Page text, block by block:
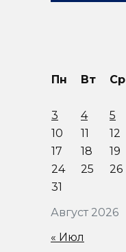
Август 2026
Пн Вт Ср
3
4 5
10
11 12
17
18 19
24
25 26
31
« Июл